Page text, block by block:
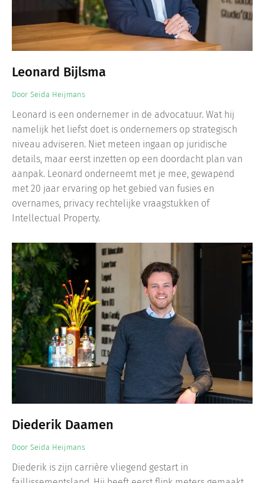
Leonard Bijlsma
Door Seida Heijmans
Leonard is een ondernemer in de advocatuur. Wat hij
namelijk het liefst doet is ondernemers op strategisch
niveau adviseren. Niet meteen ingaan op juridische
details, maar eerst inzetten op een doordacht plan van
aanpak. Leonard onderneemt met je mee, gewapend
met 20 jaar ervaring op het gebied van fusies en
overnames, privacy rechtelijke vraagstukken of
Intellectual Property.
Diederik Daamen
Door Seida Heijmans
Diederik is zijn carrière vliegend gestart in